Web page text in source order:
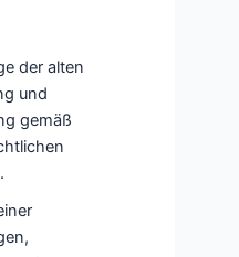
der alten
und
gemäß